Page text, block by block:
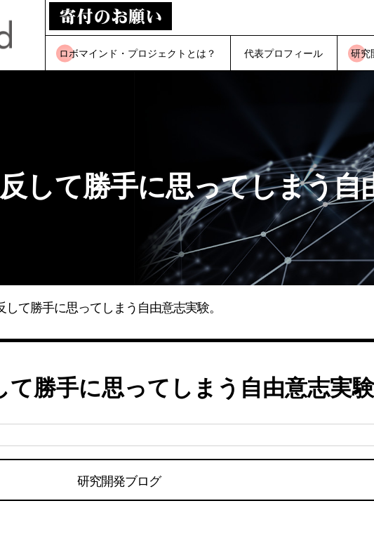
ロボマインド・プロジェクトとは？
代表プロフィール 研究
反して勝手に思ってしまう自
て勝手に思ってしまう自由意志実験。
て勝手に思ってしまう自由意志実験
研究開発ブログ